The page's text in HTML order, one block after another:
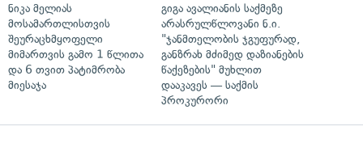
ნიკა მელიას
მოსამართლისთვის
შეურაცხმყოფელი
მიმართვის გამო 1 წლითა
და 6 თვით პატიმრობა
მიესაჯა
გიგა ავალიანის საქმეზე
არასრულწლოვანი ნ.ი.
"ჯანმთელობის ჯგუფურად,
განზრახ მძიმედ დაზიანების
წაქეზების" მუხლით
დააკავეს — საქმის
პროკურორი